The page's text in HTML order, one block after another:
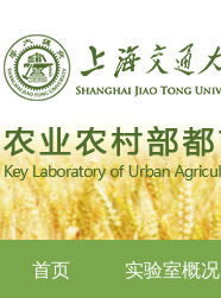
首页 实验室概况